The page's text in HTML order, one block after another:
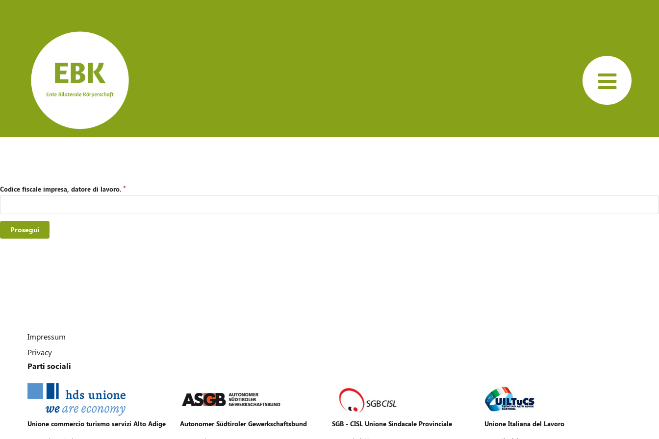
Codice fiscale impresa, datore di lavoro.
Prosegui
Impressum
Privacy
Parti sociali
Unione commercio turismo servizi Alto Adige Autonomer Südtiroler Gewerkschaftsbund SGB - CISL Unione Sindacale Provinciale Unione Italiana del Lavoro